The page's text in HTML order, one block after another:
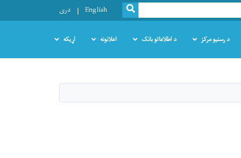
SEARCH
English دری
د رسنیو مرکز د اطلاعاتو بانک اعلانونه اړیکه